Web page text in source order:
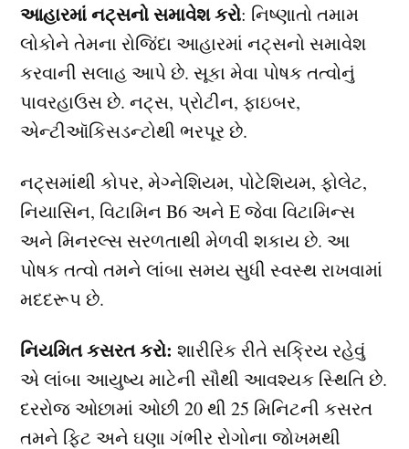
આહારમાં નટ્સનો સમાવેશ કરો: નિષ્ણાતો તમામ
લોકોને તેમના રોજિંદા આહારમાં નટ્સનો સમાવેશ
કરવાની સલાહ આપે છે. સૂકા મેવા પોષક તત્વોનું
પાવરહાઉસ છે. નટ્સ, પ્રોટીન, ફાઇબર,
એન્ટીઑકિસડન્ટોથી ભરપૂર છે.
નટ્સમાંથી કોપર, મેગ્નેશિયમ, પોટેશિયમ, ફોલેટ,
નિયાસિન, વિટામિન B6 અને E જેવા વિટામિન્સ
અને મિનરલ્સ સરળતાથી મેળવી શકાય છે. આ
પોષક તત્વો તમને લાંબા સમય સુધી સ્વસ્થ રાખવામાં
મદદરૂપ છે.
નિયમિત કસરત કરો: શારીરિક રીતે સક્રિય રહેવું
એ લાંબા આયુષ્ય માટેની સૌથી આવશ્યક સ્થિતિ છે.
દરરોજ ઓછામાં ઓછી 20 થી 25 મિનિટની કસરત
તમને ફિટ અને ઘણા ગંભીર રોગોના જોખમથી